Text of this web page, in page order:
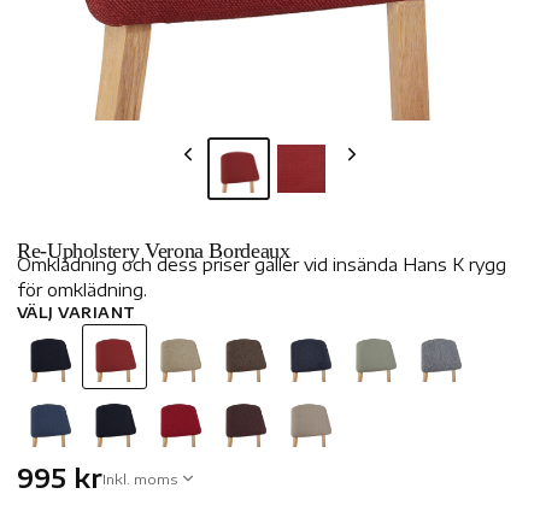
Re-Upholstery Verona Bordeaux
Omklädning och dess priser gäller vid insända Hans K rygg
för omklädning.
VÄLJ VARIANT
995 krInkl. moms